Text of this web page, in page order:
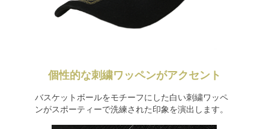
個性的な刺繍ワッペンがアクセント
バスケットボールをモチーフにした白い刺繍ワッペ
ンがスポーティーで洗練された印象を演出します。